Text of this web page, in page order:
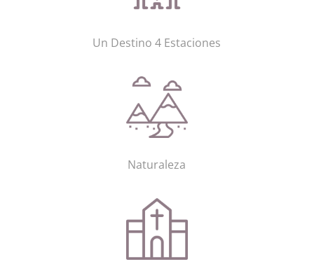
Un Destino 4 Estaciones
Naturaleza